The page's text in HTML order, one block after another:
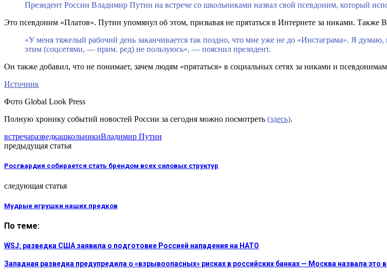
Президент России Владимир Путин на встрече со школьниками назвал свой псевдоним, который
Это псевдоним «Платов». Путин упомянул об этом, призывая не прятаться в Интернете за никами. Также
«У меня тяжелый рабочий день заканчивается так поздно, что мне уже не до «Инстаграма». Я
этим (соцсетями, — прим. ред) не пользуюсь», — пояснил президент.
Он также добавил, что не понимает, зачем людям «прятаться» в социальных сетях за никами и
Источник
Фото Global Look Press
Полную хронику событий новостей России за сегодня можно посмотреть (здесь).
встречаразведкашкольникиВладимир Путин
предыдущая статья
Росгвардия собирается стать брендом всех силовых структур
следующая статья
Мудрые игрушки наших предков
По теме:
WSJ: разведка США заявила о подготовке Россией нападения на НАТО
Западная разведка предупредила о «взрывоопасных» рисках в российских банках — Москва назвала это